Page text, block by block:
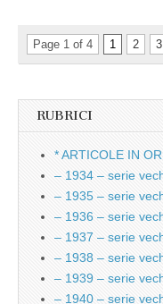
Page 1 of 4 1 2 3
RUBRICI
* ARTICOLE IN
– 1934 – serie
– 1935 – serie
– 1936 – serie
– 1937 – serie
– 1938 – serie
– 1939 – serie
– 1940 – serie